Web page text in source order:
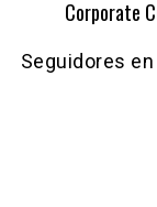
Corporate
Seguidores